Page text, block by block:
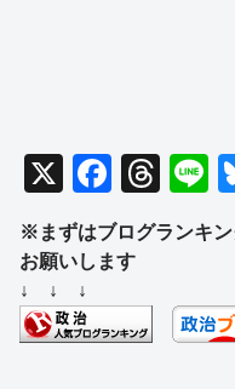
X
F
a
c
b
T
hr
e
d
n
e
※まずはブログランキン
お願いします
↓ ↓ ↓